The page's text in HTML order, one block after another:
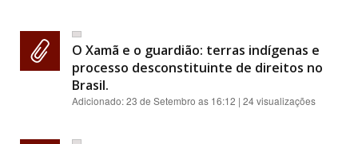
O Xamã e o guardião: terras indígenas e
processo desconstituinte de direitos no
Brasil.
Adicionado:23 de Setembro as 16:12 | 24 visualizações